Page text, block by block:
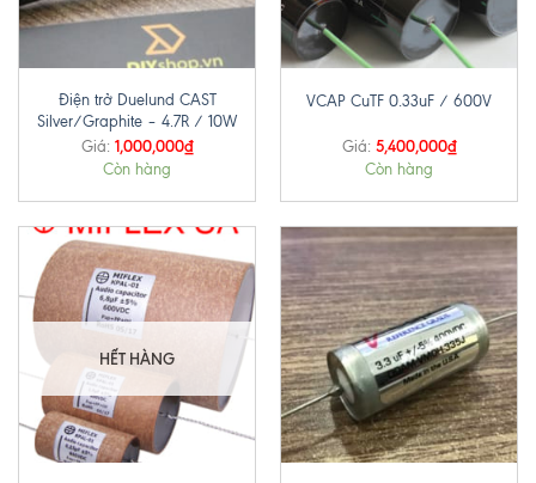
Điện trở Duelund CAST
Silver/Graphite – 4.7R / 10W
Giá: 1,000,000₫
Còn hàng
VCAP CuTF 0.33uF / 600V
Giá: 5,400,000₫
Còn hàng
HẾT HÀNG